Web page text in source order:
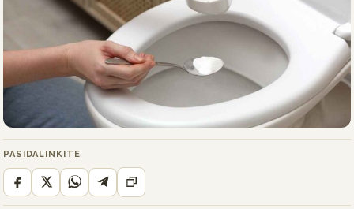
PASIDALINKITE